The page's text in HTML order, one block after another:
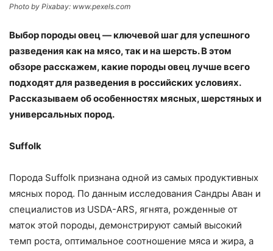
Photo by Pixabay: www.pexels.com
Выбор породы овец — ключевой шаг для успешного
разведения как на мясо, так и на шерсть. В этом
обзоре расскажем, какие породы овец лучше всего
подходят для разведения в российских условиях.
Рассказываем об особенностях мясных, шерстяных и
универсальных пород.
Suffolk
Порода Suffolk признана одной из самых продуктивных
мясных пород. По данным исследования Сандры Аван и
специалистов из USDA-ARS, ягнята, рожденные от
маток этой породы, демонстрируют самый высокий
темп роста, оптимальное соотношение мяса и жира, а